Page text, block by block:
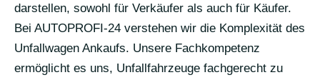
darstellen, sowohl für Verkäufer als auch für Käufer.
Bei AUTOPROFI-24 verstehen wir die Komplexität des
Unfallwagen Ankaufs. Unsere Fachkompetenz
ermöglicht es uns, Unfallfahrzeuge fachgerecht zu